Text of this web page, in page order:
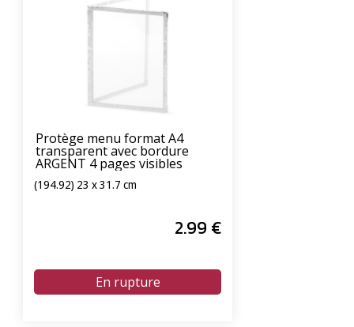
Protège menu format A4
transparent avec bordure
ARGENT 4 pages visibles
(194.92) 23 x 31.7 cm
2.99 €